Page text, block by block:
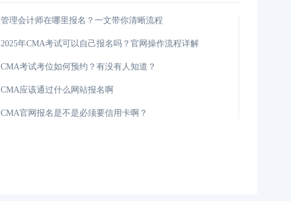
管理会计师在哪里报名？一文带你清晰流程
2025年CMA考试可以自己报名吗？官网操作流程详解
CMA考试考位如何预约？有没有人知道？
CMA应该通过什么网站报名啊
CMA官网报名是不是必须要信用卡啊？